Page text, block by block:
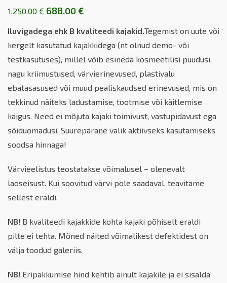
1,250.00€ 688.00€
Iluvigadega ehk B kvaliteedi kajakid.Tegemist on uute või
kergelt kasutatud kajakkidega (nt olnud demo- või
testkasutuses), millel võib esineda kosmeetilisi puudusi,
nagu kriimustused, värvierinevused, plastivalu
ebatasasused või muud pealiskaudsed erinevused, mis on
tekkinud näiteks ladustamise, tootmise või käitlemise
käigus. Need ei mõjuta kajaki toimivust, vastupidavust ega
sõiduomadusi. Suurepärane valik aktiivseks kasutamiseks
soodsa hinnaga!
Värvieelistus teostatakse võimalusel – olenevalt
laoseisust. Kui soovitud värvi pole saadaval, teavitame
sellest eraldi.
NB! B kvaliteedi kajakkide kohta kajaki põhiselt eraldi
pilte ei tehta. Mõned näited võimalikest defektidest on
välja toodud galeriis.
NB! Eripakkumise hind kehtib ainult kajakile ja ei sisalda